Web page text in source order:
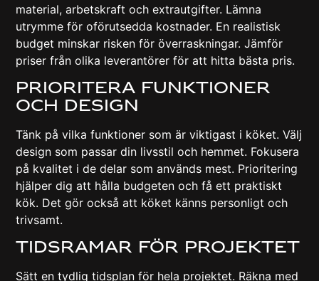
material, arbetskraft och extrautgifter. Lämna
utrymme för oförutsedda kostnader. En realistisk
budget minskar risken för överraskningar. Jämför
priser från olika leverantörer för att hitta bästa pris.
Prioritera Funktioner
Och Design
Tänk på vilka funktioner som är viktigast i köket. Välj
design som passar din livsstil och hemmet. Fokusera
på kvalitet i de delar som används mest. Prioritering
hjälper dig att hålla budgeten och få ett praktiskt
kök. Det gör också att köket känns personligt och
trivsamt.
Tidsramar För Projektet
Sätt en tydlig tidsplan för hela projektet. Räkna med